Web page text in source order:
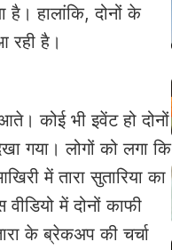
है। हालांकि, दोनों के
रही है।
कोई भी इवेंट हो दोनों
गया। लोगों को लगा कि
में तारा सुतारिया का
में दोनों काफी
के ब्रेकअप की चर्चा